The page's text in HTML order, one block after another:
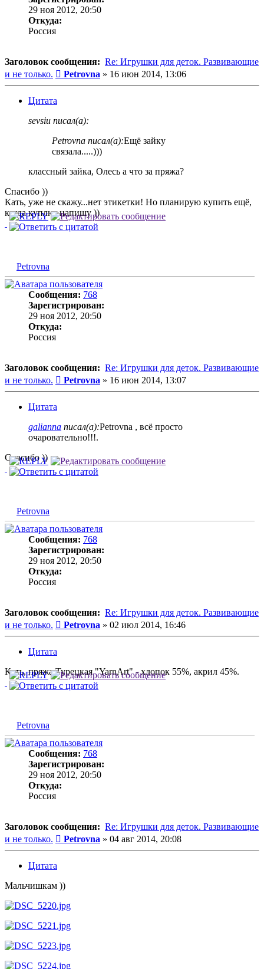
29 ноя 2012, 20:50
Откуда:
Россия
Заголовок сообщения: Re: Игрушки для деток. Развивающие
и не только.
Сообщение
Petrovna » 16 июн 2014, 13:06
Цитата
sevsiu писал(а):
Petrovna писал(а):Ещё зайку
связала.....)))
классный зайка, Олесь а что за пряжа?
Спасибо ))
Кать, уже не скажу...нет этикетки! Но планирую купить ещё,
когда куплю, напишу ))
Petrovna
Сообщения: 768
Зарегистрирован:
29 ноя 2012, 20:50
Откуда:
Россия
Заголовок сообщения: Re: Игрушки для деток. Развивающие
и не только.
Сообщение
Petrovna » 16 июн 2014, 13:07
Цитата
galianna писал(а):Petrovna , всё просто
очаровательно!!!.
Спасибо ))
Petrovna
Сообщения: 768
Зарегистрирован:
29 ноя 2012, 20:50
Откуда:
Россия
Заголовок сообщения: Re: Игрушки для деток. Развивающие
и не только.
Сообщение
Petrovna » 02 июл 2014, 16:46
Цитата
Кать, пряжа Турецкая "YarnArt" - хлопок 55%, акрил 45%.
Petrovna
Сообщения: 768
Зарегистрирован:
29 ноя 2012, 20:50
Откуда:
Россия
Заголовок сообщения: Re: Игрушки для деток. Развивающие
и не только.
Сообщение
Petrovna » 04 авг 2014, 20:08
Цитата
Мальчишкам ))